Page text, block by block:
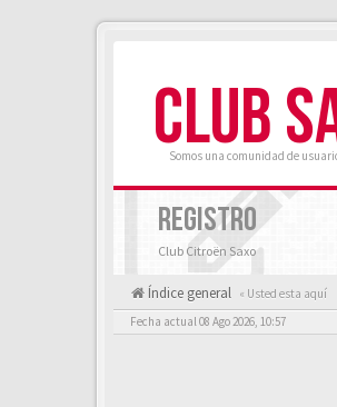
CLUB
Somos una comunidad de
REGISTRO
Club Citroën Saxo
Índice general « Usted esta aquí
Fecha actual 08 Ago 2026, 10:57